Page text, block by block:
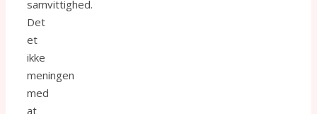
samvittighed.
Det
et
ikke
meningen
med
at